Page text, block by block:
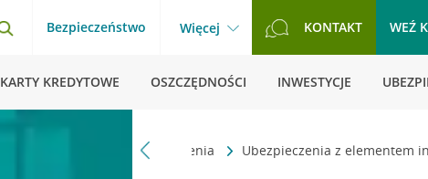
Bezpieczeństwo Więcej KONTAKT WEŹ
KARTY KREDYTOWE OSZCZĘDNOŚCI INWESTYCJE
Ubezpieczenia Ubezpieczenia z elementem